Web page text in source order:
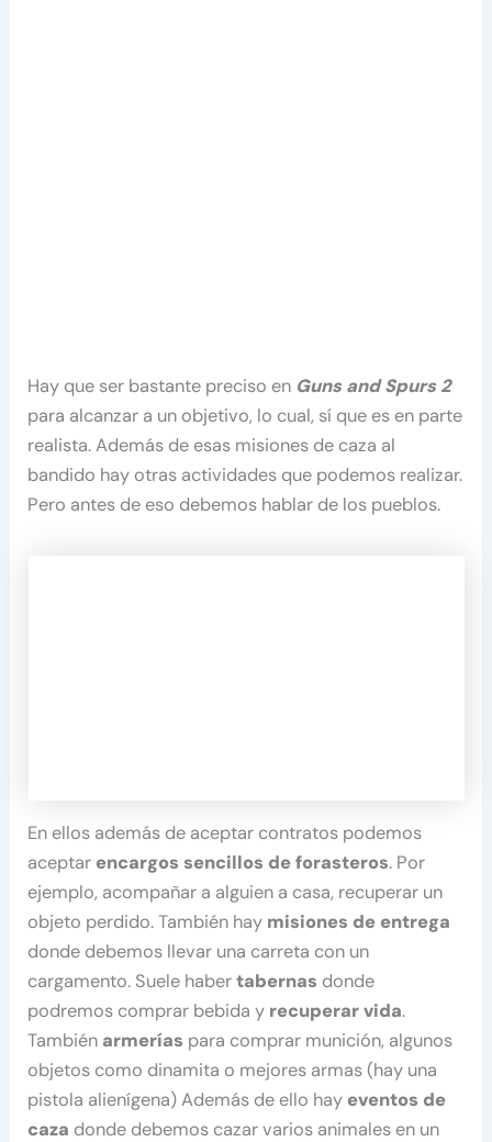
Hay que ser bastante preciso en Guns and Spurs 2
para alcanzar a un objetivo, lo cual, sí que es en parte
realista. Además de esas misiones de caza al
bandido hay otras actividades que podemos realizar.
Pero antes de eso debemos hablar de los pueblos.
En ellos además de aceptar contratos podemos
aceptar encargos sencillos de forasteros. Por
ejemplo, acompañar a alguien a casa, recuperar un
objeto perdido. También hay misiones de entrega
donde debemos llevar una carreta con un
cargamento. Suele habertabernas donde
podremos comprar bebida y recuperar vida.
También armerías para comprar munición, algunos
objetos como dinamita o mejores armas (hay una
pistola alienígena) Además de ello hay eventos de
caza donde debemos cazar varios animales en un